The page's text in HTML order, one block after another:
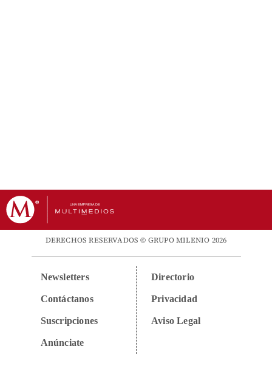
DERECHOS RESERVADOS © GRUPO MILENIO 2026
Newsletters
Contáctanos
Suscripciones
Anúnciate
Directorio
Privacidad
Aviso Legal